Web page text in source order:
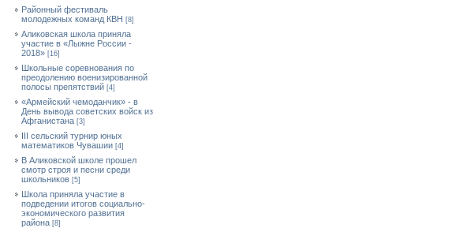
Районный фестиваль
молодежных команд КВН [8]
Аликовская школа приняла
участие в «Лыжне России -
2018» [16]
Школьные соревнования по
преодолению военизированной
полосы препятствий [4]
«Армейский чемоданчик» - в
День вывода советских войск из
Афганистана [3]
III сельский турнир юных
математиков Чувашии [4]
В Аликовской школе прошел
смотр строя и песни среди
школьников [5]
Школа приняла участие в
подведении итогов социально-
экономического развития
района [8]